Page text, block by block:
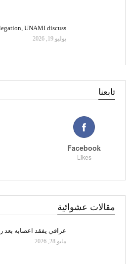
UNAMI discuss…
يوليو 19, 2026
تابعنا
Facebook
Likes
مقالات عشوائية
عراقي يفقد اعصابه بعد
مايو 28, 2026